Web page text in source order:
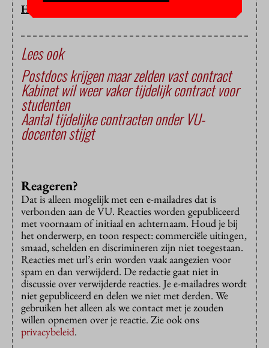
HOP/PV
Lees ook
Postdocs krijgen maar zelden vast contract
Kabinet wil weer vaker tijdelijk contract voor
studenten
Aantal tijdelijke contracten onder VU-
docenten stijgt
Reageren?
Dat is alleen mogelijk met een e-mailadres dat is
verbonden aan de VU. Reacties worden gepubliceerd
met voornaam of initiaal en achternaam. Houd je bij
het onderwerp, en toon respect: commerciële uitingen,
smaad, schelden en discrimineren zijn niet toegestaan.
Reacties met url’s erin worden vaak aangezien voor
spam en dan verwijderd. De redactie gaat niet in
discussie over verwijderde reacties. Je e-mailadres wordt
niet gepubliceerd en delen we niet met derden. We
gebruiken het alleen als we contact met je zouden
willen opnemen over je reactie. Zie ook ons
privacybeleid.